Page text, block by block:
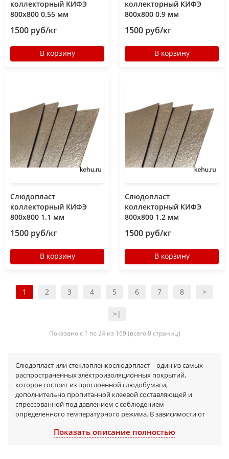
коллекторный КИФЭ
800x800 0.55 мм
1500 руб/кг
В корзину
коллекторный КИФЭ
800x800 0.9 мм
1500 руб/кг
В корзину
Слюдопласт
коллекторный КИФЭ
800x800 1.1 мм
1500 руб/кг
В корзину
Слюдопласт
коллекторный КИФЭ
800x800 1.2 мм
1500 руб/кг
В корзину
1 2 3 4 5 6 7 8 >
>|
Показано с 1 по 24 из 169 (всего 8 страниц)
Слюдопласт или стеклопленкослюдопласт – один из самых
распространенных электроизоляционных покрытий,
которое состоит из прослоенной слюдобумаги,
дополнительно пропитанной клеевой составляющей и
спрессованной под давлением с соблюдением
определенного температурного режима. В зависимости от
эластичные свойства: до первого нагревания он гибким и
Показать описание полностью